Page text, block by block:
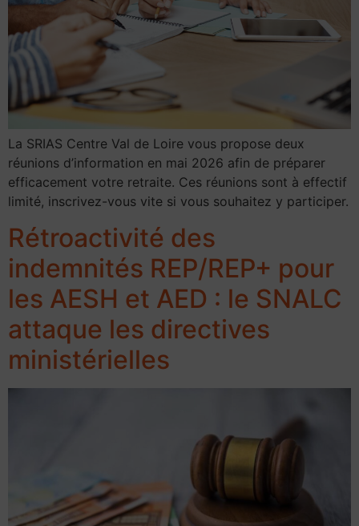
La SRIAS Centre Val de Loire vous propose deux
réunions d’information en mai 2026 afin de préparer
efficacement votre retraite. Ces réunions sont à effectif
limité, inscrivez-vous vite si vous souhaitez y participer.
Rétroactivité des
indemnités REP/REP+ pour
les AESH et AED : le SNALC
attaque les directives
ministérielles